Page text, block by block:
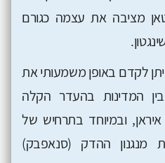
מציבה את עצמה כגורם
לקדם באופן משמעותי את
המדינות בהעדר הקלה
ובמיוחד בתרחיש של
מנגנון ההדק (סנאפבק)